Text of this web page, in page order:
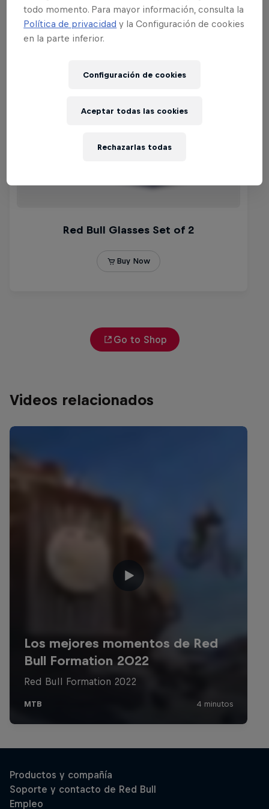
Go to Shop
Videos relacionados
todo momento. Para mayor información, consulta la
Política de privacidad y la Configuración de cookies
en la parte inferior.
Configuración de cookies
Rechazarlas todas
Aceptar todas las cookies